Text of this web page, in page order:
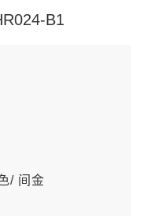
B1
/ 间金